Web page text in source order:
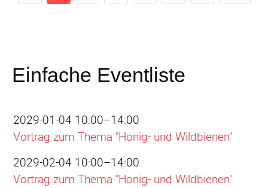
Einfache Eventliste
2029-01-04 10:00–14:00
Vortrag zum Thema "Honig- und Wildbienen"
2029-02-04 10:00–14:00
Vortrag zum Thema "Honig- und Wildbienen"